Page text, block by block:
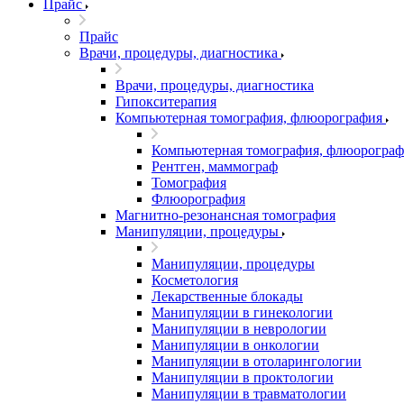
Прайс
Прайс
Врачи, процедуры, диагностика
Врачи, процедуры, диагностика
Гипокситерапия
Компьютерная томография, флюорография
Компьютерная томография,
Рентген, маммограф
Томография
Флюорография
Магнитно-резонансная томография
Манипуляции, процедуры
Манипуляции, процедуры
Косметология
Лекарственные блокады
Манипуляции в гинекологии
Манипуляции в неврологии
Манипуляции в онкологии
Манипуляции в отоларингологии
Манипуляции в проктологии
Манипуляции в травматологии